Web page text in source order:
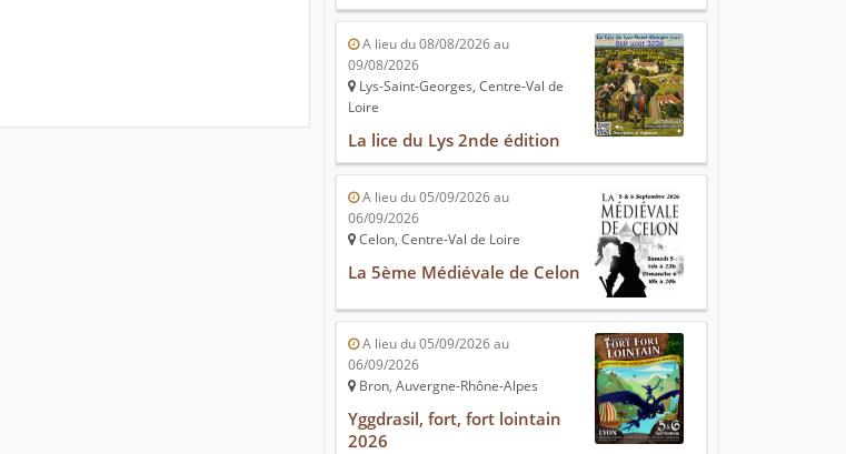
A lieu du 08/08/2026 au
09/08/2026
Lys-Saint-Georges, Centre-Val de
Loire
La lice du Lys 2nde édition
A lieu du 05/09/2026 au
06/09/2026
Celon, Centre-Val de Loire
La 5ème Médiévale de Celon
A lieu du 05/09/2026 au
06/09/2026
Bron, Auvergne-Rhône-Alpes
Yggdrasil, fort, fort lointain
2026